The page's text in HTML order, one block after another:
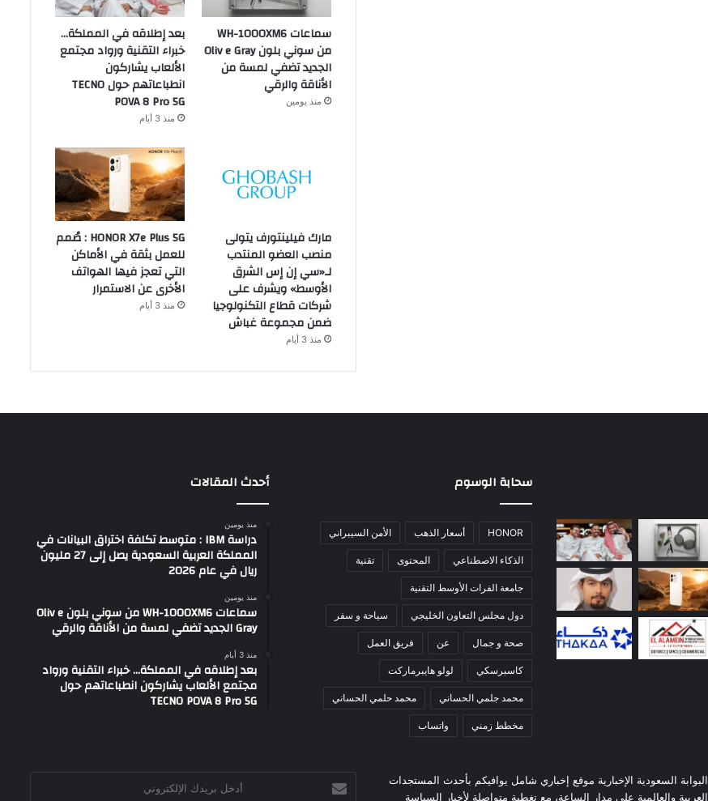
سماعات WH-1000XM6
من سوني بلون Oliv e Gray
الجديد تضفي لمسة من
الأناقة والرقي
منذ يومين
بعد إطلاقه في المملكة…
خبراء التقنية ورواد مجتمع
الألعاب يشاركون
انطباعاتهم حول TECNO
POVA 8 Pro 5G
منذ 3 أيام
مارك فيلينتورف يتولى
منصب العضو المنتدب
لـ«سي إن إس الشرق
الأوسط» ويشرف على
شركات قطاع التكنولوجيا
ضمن مجموعة غباش
منذ 3 أيام
HONOR X7e Plus 5G : صُمم
للعمل بثقة في الأماكن
التي تعجز فيها الهواتف
الأخرى عن الاستمرار
منذ 3 أيام
سحابة الوسوم
HONOR أسعار الذهب الأمن السيبراني
الذكاء الاصطناعي المحتوى تقنية
جامعة الفرات الأوسط التقنية
دول مجلس التعاون الخليجي سياحة و سفر
صحة و جمال عن فريق العمل
كاسبرسكي لولو هايبرماركت
محمد جلمي الحساني محمد حلمي الحساني
مخطط زمني واتساب
أحدث المقالات
منذ يومين
دراسة IBM : متوسط تكلفة اختراق البيانات في
المملكة العربية السعودية يصل إلى 27 مليون
ريال في عام 2026
منذ يومين
سماعات WH-1000XM6 من سوني بلون Oliv e
Gray الجديد تضفي لمسة من الأناقة والرقي
منذ 3 أيام
بعد إطلاقه في المملكة… خبراء التقنية ورواد
مجتمع الألعاب يشاركون انطباعاتهم حول
TECNO POVA 8 Pro 5G
البوابة السعودية الإخبارية موقع إخباري شامل يوافيكم بأحدث المستجدات
العربية والعالمية على مدار الساعة، مع تغطية متواصلة لأخبار السياسة
بريدك